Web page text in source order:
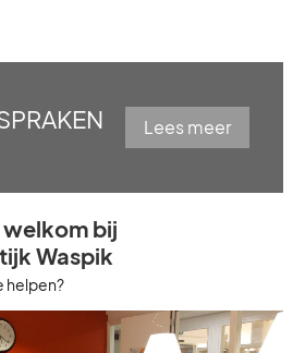
Lees meer
bij
Waspik
helpen?